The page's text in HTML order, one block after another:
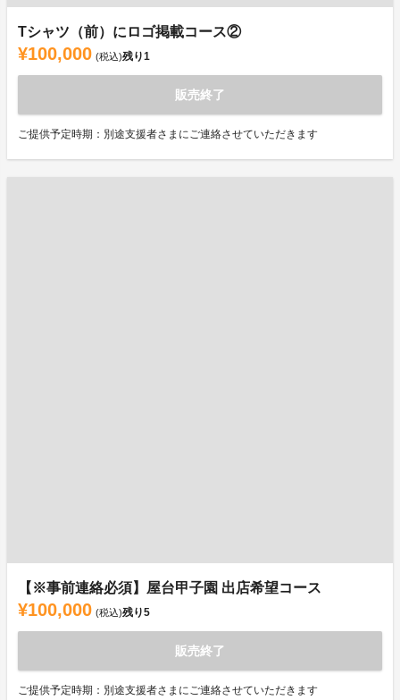
Tシャツ（前）にロゴ掲載コース②
¥100,000 (税込)残り1
販売終了
ご提供予定時期：別途支援者さまにご連絡させていただきます
【※事前連絡必須】屋台甲子園 出店希望コース
¥100,000 (税込)残り5
販売終了
ご提供予定時期：別途支援者さまにご連絡させていただきます